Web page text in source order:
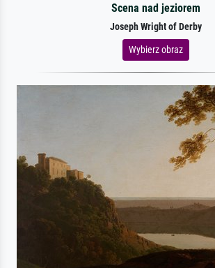
Scena nad jeziorem
Joseph Wright of Derby
Wybierz obraz